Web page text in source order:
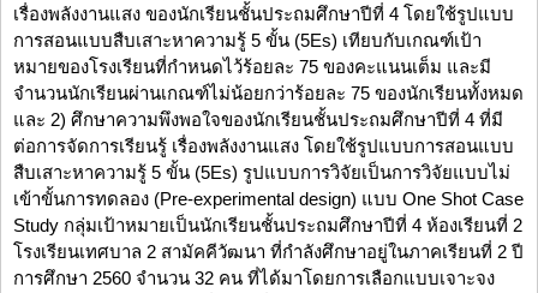
เรื่องพลังงานแสง ของนักเรียนชั้นประถมศึกษาปีที่ 4 โดยใช้รูปแบบ
การสอนแบบสืบเสาะหาความรู้ 5 ขั้น (5Es) เทียบกับเกณฑ์เป้า
หมายของโรงเรียนที่กำหนดไว้ร้อยละ 75 ของคะแนนเต็ม และมี
จำนวนนักเรียนผ่านเกณฑ์ไม่น้อยกว่าร้อยละ 75 ของนักเรียนทั้งหมด
และ 2) ศึกษาความพึงพอใจของนักเรียนชั้นประถมศึกษาปีที่ 4 ที่มี
ต่อการจัดการเรียนรู้ เรื่องพลังงานแสง โดยใช้รูปแบบการสอนแบบ
สืบเสาะหาความรู้ 5 ขั้น (5Es) รูปแบบการวิจัยเป็นการวิจัยแบบไม่
เข้าขั้นการทดลอง (Pre-experimental design) แบบ One Shot Case
Study กลุ่มเป้าหมายเป็นนักเรียนชั้นประถมศึกษาปีที่ 4 ห้องเรียนที่ 2
โรงเรียนเทศบาล 2 สามัคคีวัฒนา ที่กำลังศึกษาอยู่ในภาคเรียนที่ 2 ปี
การศึกษา 2560 จำนวน 32 คน ที่ได้มาโดยการเลือกแบบเจาะจง